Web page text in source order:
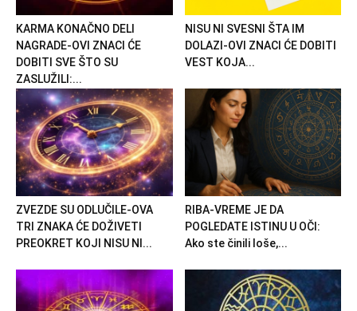
KARMA KONAČNO DELI
NAGRADE-OVI ZNACI ĆE
DOBITI SVE ŠTO SU
ZASLUŽILI:...
NISU NI SVESNI ŠTA IM
DOLAZI-OVI ZNACI ĆE DOBITI
VEST KOJA...
ZVEZDE SU ODLUČILE-OVA
TRI ZNAKA ĆE DOŽIVETI
PREOKRET KOJI NISU NI...
RIBA-VREME JE DA
POGLEDATE ISTINU U OČI:
Ako ste činili loše,...